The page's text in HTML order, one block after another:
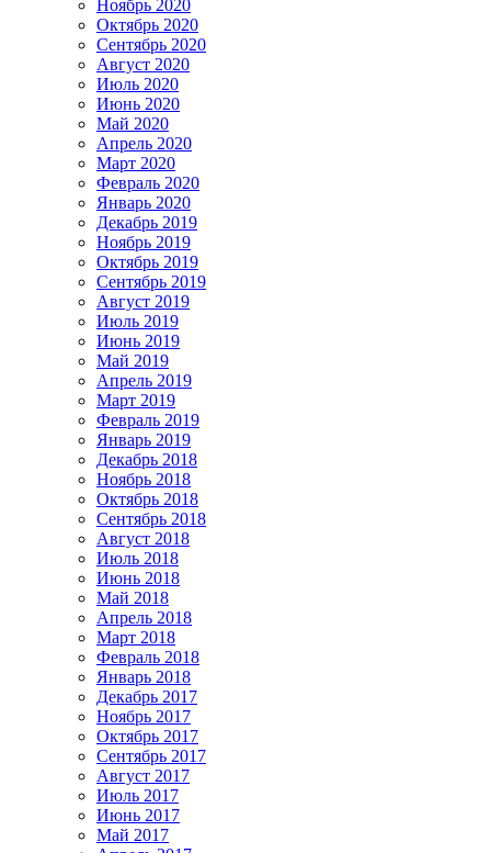
Ноябрь 2020
Октябрь 2020
Сентябрь 2020
Август 2020
Июль 2020
Июнь 2020
Май 2020
Апрель 2020
Март 2020
Февраль 2020
Январь 2020
Декабрь 2019
Ноябрь 2019
Октябрь 2019
Сентябрь 2019
Август 2019
Июль 2019
Июнь 2019
Май 2019
Апрель 2019
Март 2019
Февраль 2019
Январь 2019
Декабрь 2018
Ноябрь 2018
Октябрь 2018
Сентябрь 2018
Август 2018
Июль 2018
Июнь 2018
Май 2018
Апрель 2018
Март 2018
Февраль 2018
Январь 2018
Декабрь 2017
Ноябрь 2017
Октябрь 2017
Сентябрь 2017
Август 2017
Июль 2017
Июнь 2017
Май 2017